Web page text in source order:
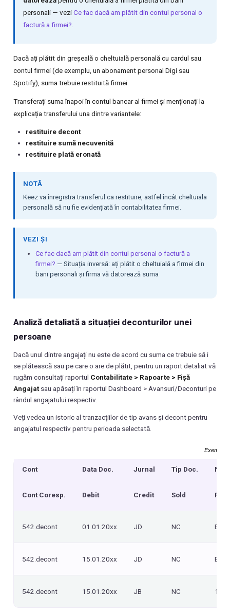
personali — veziCe fac dacă am plătit din contul personal o
factură a firmei?.
Dacă ați plătit din greșeală o cheltuială personală cu cardul sau
contul firmei (de exemplu, un abonament personal Digi sau
Spotify), suma trebuie restituită firmei.
Transferați suma înapoi în contul bancar al firmei și menționați la
explicația transferului una dintre variantele:
restituire decont
restituire sumă necuvenită
restituire plată eronată
NOTĂ
Keez va înregistra transferul ca restituire, astfel încât cheltuiala
personală să nu fie evidențiată în contabilitatea firmei.
VEZI ȘI
Ce fac dacă am plătit din contul personal o factură a
firmei? — Situația inversă: ați plătit o cheltuială a firmei din
bani personali și firma vă datorează suma
Analiză detaliată a situației deconturilor unei
persoane
Dacă unul dintre angajați nu este de acord cu suma ce trebuie să i
se plătească sau pe care o are de plătit, pentru un raport detaliat vă
rugăm consultați raportul Contabilitate > Rapoarte > Fișă
Angajatsau apăsați în raportul Dashboard > Avansuri/Deconturi pe
rândul angajatului respectiv.
Veți vedea un istoric al tranzacțiilor de tip avans și decont pentru
angajatul respectiv pentru perioada selectată.
Exemplu
Cont Data Doc. Jurnal Tip Doc. Nr.
Cont Coresp. Debit Credit Sold
542.decont 01.01.20xx JD NC BF
542.decont 15.01.20xx JD NC BF
542.decont 15.01.20xx JB NC 15/